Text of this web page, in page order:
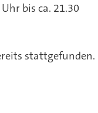
bis ca. 21.30
stattgefunden.